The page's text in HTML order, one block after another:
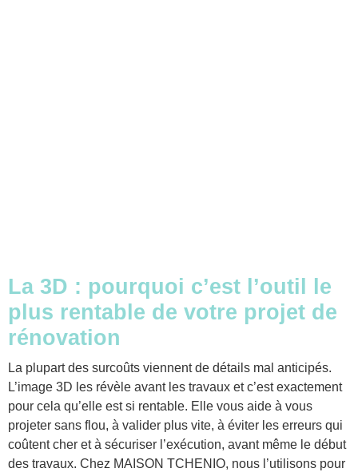
La 3D : pourquoi c’est l’outil le
plus rentable de votre projet de
rénovation
La plupart des surcoûts viennent de détails mal anticipés.
L’image 3D les révèle avant les travaux et c’est exactement
pour cela qu’elle est si rentable. Elle vous aide à vous
projeter sans flou, à valider plus vite, à éviter les erreurs qui
coûtent cher et à sécuriser l’exécution, avant même le début
des travaux. Chez MAISON TCHENIO, nous l’utilisons pour